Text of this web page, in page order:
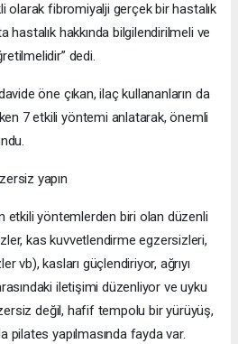
olarak fibromiyalji gerçek bir hastalık
hastalık hakkında bilgilendirilmeli ve
dedi.
öne çıkan, ilaç kullananların da
7 etkili yöntemi anlatarak, önemli
yapın
etkili yöntemlerden biri olan düzenli
kas kuvvetlendirme egzersizleri,
vb), kasları güçlendiriyor, ağrıyı
iletişimi düzenliyor ve uyku
değil, hafif tempolu bir yürüyüş,
pilates yapılmasında fayda var.